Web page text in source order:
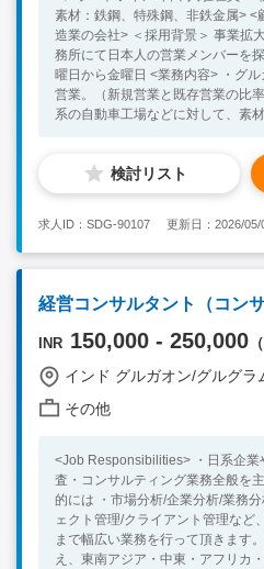
素材：鉄鋼、特殊鋼、非鉄金属> <
造業の会社> ＜採用背景＞ 事業拡大にともない、グルガオン事
務所にて日本人の営業メンバーを探していま
曜日から金曜日 <業務内容> ・グルガオンの新規・既存顧客向け
営業。（新規営業と既存営業の比
系の自動車工場などに対して、素
メーカー/アイテムの新規提案）
プ。 ・日本とのコミュニケーショ
およびインドメーカーとのコミュ
店等のご紹介 ・インド人スタッフ
必須条件> ・法人営業経験 ・ビジネスレ
> ・物流営業、工場のある製造業
での業務経験 ・鉄鋼系の業界での
検討リスト
求人ID：SDG-90107 更新日：2026/05/
経営コンサルタント（コン
INR 150,000 - 250,000
インド グルガオン/グルグラ
その他
<Job Responsibilities> ・日系企業
査・コンサルティング業務全般を
的には ・市場分析/企業分析/業務
ェクト管理/クライアント管理など
まで幅広い業務を行って頂きます
え、東南アジア・中東・アフリカ